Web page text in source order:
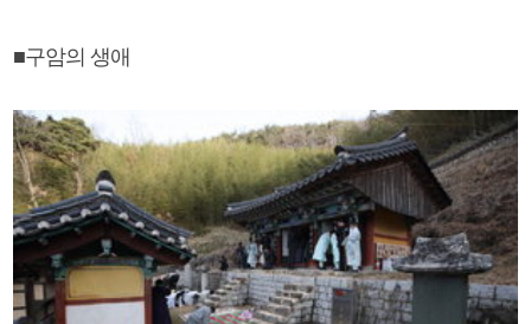
■구암의 생애